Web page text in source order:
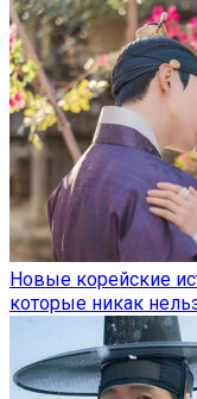
Новые корейские
которые никак